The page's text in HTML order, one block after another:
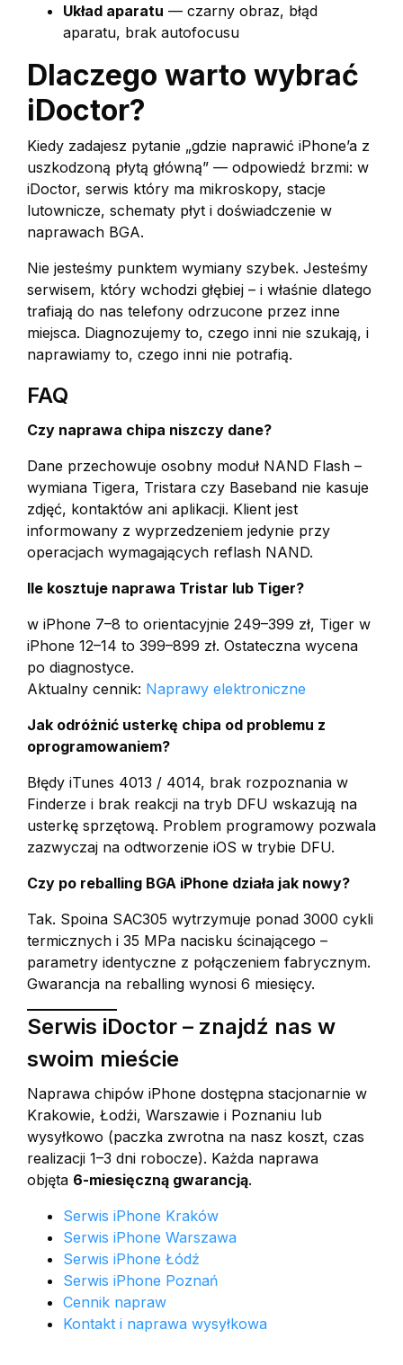
Układ aparatu — czarny obraz, błąd
aparatu, brak autofocusu
Dlaczego warto wybrać
iDoctor?
Kiedy zadajesz pytanie „gdzie naprawić iPhone’a z
uszkodzoną płytą główną” — odpowiedź brzmi: w
iDoctor, serwis który ma mikroskopy, stacje
lutownicze, schematy płyt i doświadczenie w
naprawach BGA.
Nie jesteśmy punktem wymiany szybek. Jesteśmy
serwisem, który wchodzi głębiej – i właśnie dlatego
trafiają do nas telefony odrzucone przez inne
miejsca. Diagnozujemy to, czego inni nie szukają, i
naprawiamy to, czego inni nie potrafią.
FAQ
Czy naprawa chipa niszczy dane?
Dane przechowuje osobny moduł NAND Flash –
wymiana Tigera, Tristara czy Baseband nie kasuje
zdjęć, kontaktów ani aplikacji. Klient jest
informowany z wyprzedzeniem jedynie przy
operacjach wymagających reflash NAND.
Ile kosztuje naprawa Tristar lub Tiger?
w iPhone 7–8 to orientacyjnie 249–399 zł, Tiger w
iPhone 12–14 to 399–899 zł. Ostateczna wycena
po diagnostyce.
Aktualny cennik: Naprawy elektroniczne
Jak odróżnić usterkę chipa od problemu z
oprogramowaniem?
Błędy iTunes 4013 / 4014, brak rozpoznania w
Finderze i brak reakcji na tryb DFU wskazują na
usterkę sprzętową. Problem programowy pozwala
zazwyczaj na odtworzenie iOS w trybie DFU.
Czy po reballing BGA iPhone działa jak nowy?
Tak. Spoina SAC305 wytrzymuje ponad 3000 cykli
termicznych i 35 MPa nacisku ścinającego –
parametry identyczne z połączeniem fabrycznym.
Gwarancja na reballing wynosi 6 miesięcy.
Serwis iDoctor – znajdź nas w
swoim mieście
Naprawa chipów iPhone dostępna stacjonarnie w
Krakowie, Łodźi, Warszawie i Poznaniu lub
wysyłkowo (paczka zwrotna na nasz koszt, czas
realizacji 1–3 dni robocze). Każda naprawa
objęta 6-miesięczną gwarancją.
Serwis iPhone Kraków
Serwis iPhone Warszawa
Serwis iPhone Łódź
Serwis iPhone Poznań
Cennik napraw
Kontakt i naprawa wysyłkowa